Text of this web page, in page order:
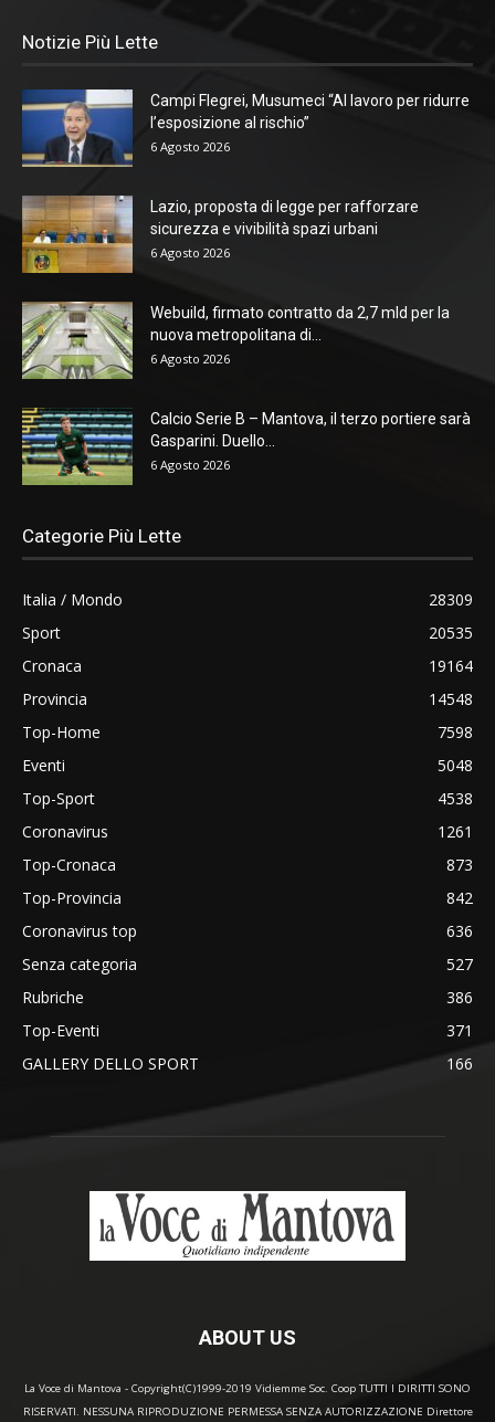
Notizie Più Lette
Campi Flegrei, Musumeci “Al lavoro per ridurre
l’esposizione al rischio”
6 Agosto 2026
Lazio, proposta di legge per rafforzare
sicurezza e vivibilità spazi urbani
6 Agosto 2026
Webuild, firmato contratto da 2,7 mld per la
nuova metropolitana di...
6 Agosto 2026
Calcio Serie B – Mantova, il terzo portiere sarà
Gasparini. Duello...
6 Agosto 2026
Categorie Più Lette
Italia / Mondo
28309
Sport
20535
Cronaca
19164
Provincia
14548
Top-Home
7598
Eventi
5048
Top-Sport
4538
Coronavirus
1261
Top-Cronaca
873
Top-Provincia
842
Coronavirus top
636
Senza categoria
527
Rubriche
386
Top-Eventi
371
GALLERY DELLO SPORT
166
ABOUT US
La Voce di Mantova - Copyright(C)1999-2019 Vidiemme Soc. Coop TUTTI I DIRITTI SONO
RISERVATI. NESSUNA RIPRODUZIONE PERMESSA SENZA AUTORIZZAZIONE Direttore